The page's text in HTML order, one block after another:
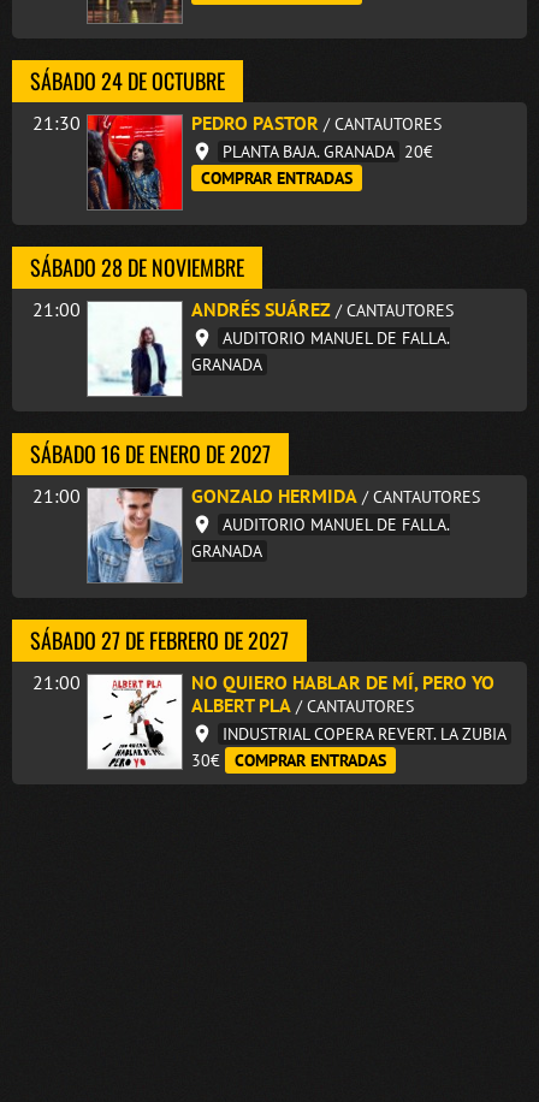
SÁBADO 24 DE OCTUBRE
21:30 PEDRO PASTOR / CANTAUTORES
PLANTA BAJA. GRANADA 20€
COMPRAR ENTRADAS
SÁBADO 28 DE NOVIEMBRE
21:00 ANDRÉS SUÁREZ / CANTAUTORES
AUDITORIO MANUEL DE FALLA.
GRANADA
SÁBADO 16 DE ENERO DE 2027
21:00 GONZALO HERMIDA / CANTAUTORES
AUDITORIO MANUEL DE FALLA.
GRANADA
SÁBADO 27 DE FEBRERO DE 2027
21:00
NO QUIERO HABLAR DE MÍ, PERO YO
ALBERT PLA / CANTAUTORES
INDUSTRIAL COPERA REVERT. LA ZUBIA
30€
COMPRAR ENTRADAS